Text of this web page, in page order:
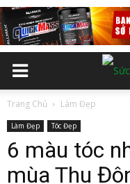
Trang Chủ Làm Đẹp
Làm Đẹp Tóc Đẹp
6 màu tóc
mùa Thu